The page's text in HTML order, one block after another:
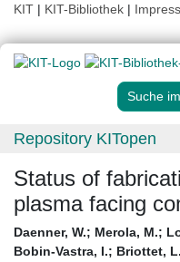
KIT | KIT-Bibliothek |
Suche
Repository KITopen
Status of
plasma facing
Daenner, W.; Merola, M.;
Bobin-Vastra, I.; Briottet, L.